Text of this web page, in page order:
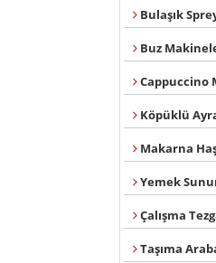
Bulaşık
Buz
Cappuccino
Köpüklü
Makarna
Yemek
Çalışma
Taşıma